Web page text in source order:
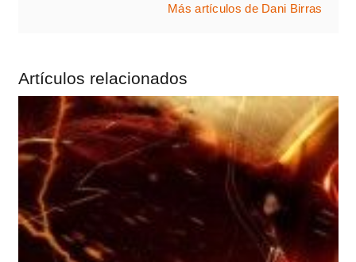
Más artículos de Dani Birras
Artículos relacionados